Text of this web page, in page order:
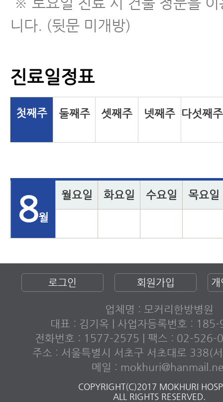
니다. (뒷문 미개방)
진료일정표
첫째주 둘째주 셋째주 넷째주 다섯째주
8월
월요일 화요일 수요일 목요일
로그인 회원가입 개
업체명 : 모커리한방병원
대표 : 김기옥 | 사업자등록번호 :
전화번호 : 1577-2575 | 팩스 : 02-526-
주소 : 서울특별시 서초구 서초대로 338(
메일 :
COPYRIGHT(C)2017 MOKHURI
ALL RIGHTS RESERVED.